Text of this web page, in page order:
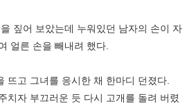
짚어 보았는데 누워있던 남자의 손이 자
얼른 손을 빼내려 했다.
뜨고 그녀를 응시한 채 한마디 던졌다.
치자 부끄러운 듯 다시 고개를 돌려 버렸